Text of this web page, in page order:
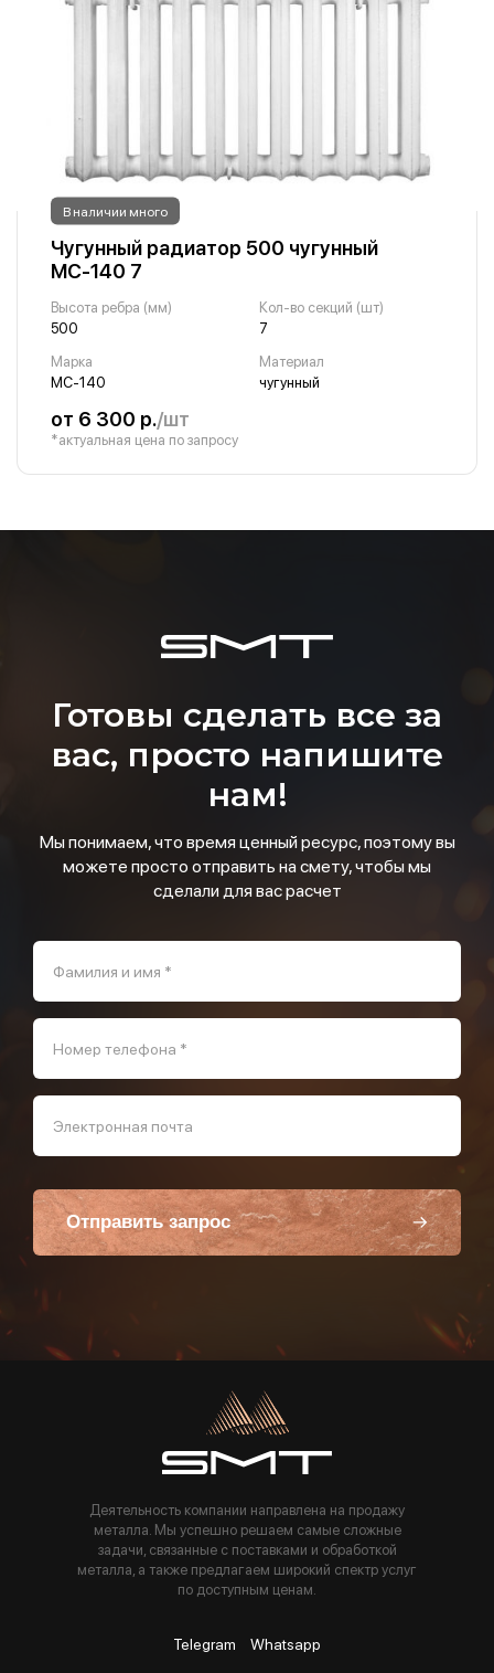
В наличии много
Чугунный радиатор 500 чугунный
МС-140 7
Высота ребра (мм)
500
Кол-во секций (шт)
7
Марка
МС-140
Материал
чугунный
от 6 300 р./шт
*актуальная цена по запросу
Готовы сделать все за
вас, просто напишите
нам!
Мы понимаем, что время ценный ресурс, поэтому вы
можете просто отправить на смету, чтобы мы
сделали для вас расчет
Фамилия и имя *
Номер телефона *
Электронная почта
Отправить запрос
Пользуясь данной формой вы соглашаетесь с политикой компании
Деятельность компании направлена на продажу
металла. Мы успешно решаем самые сложные
задачи, связанные с поставками и обработкой
металла, а также предлагаем широкий спектр услуг
по доступным ценам.
Telegram Whatsapp